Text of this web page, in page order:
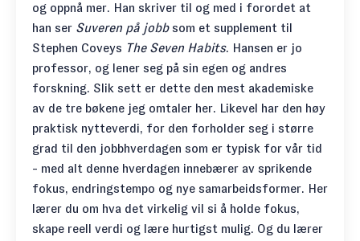
og oppnå mer. Han skriver til og med i forordet at
han ser Suveren på jobb som et supplement til
Stephen Coveys The Seven Habits. Hansen er jo
professor, og lener seg på sin egen og andres
forskning. Slik sett er dette den mest akademiske
av de tre bøkene jeg omtaler her. Likevel har den høy
praktisk nytteverdi, for den forholder seg i større
grad til den jobbhverdagen som er typisk for vår tid
- med alt denne hverdagen innebærer av sprikende
fokus, endringstempo og nye samarbeidsformer. Her
lærer du om hva det virkelig vil si å holde fokus,
skape reell verdi og lære hurtigst mulig. Og du lærer